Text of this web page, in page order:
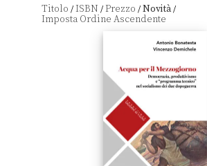
Titolo /ISBN /Prezzo /Novità/